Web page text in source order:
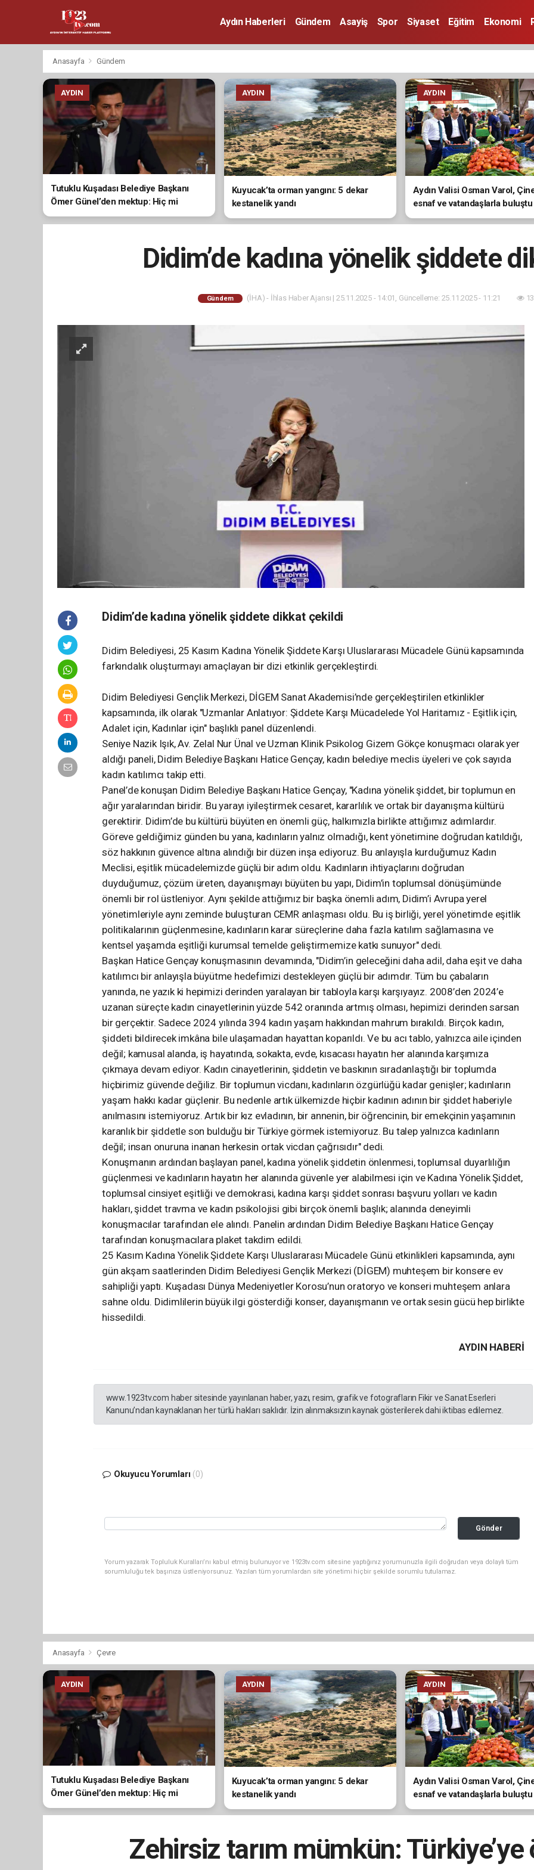
Aydın Haberleri Gündem Asayiş Spor Siyaset Eğitim Ekonomi
Anasayfa Gündem
AYDIN
Tutuklu Kuşadası Belediye Başkanı
Ömer Günel’den mektup: Hiç mi
vicdanınız sızlamıyor?
AYDIN
Kuyucak’ta orman yangını: 5 dekar
kestanelik yandı
AYDIN
Aydın Valisi Osman Varol,
esnaf ve vatandaşlarla buluştu
Didim’de kadına yönelik şiddete
Gündem (İHA) - İhlas Haber Ajansı | 25.11.2025 - 14:01, Güncelleme: 25.11.2025 - 11:21
Didim’de kadına yönelik şiddete dikkat çekildi
Didim Belediyesi, 25 Kasım Kadına Yönelik Şiddete Karşı Uluslararası Mücadele Günü kapsamında
farkındalık oluşturmayı amaçlayan bir dizi etkinlik gerçekleştirdi.
Didim Belediyesi Gençlik Merkezi, DİGEM Sanat Akademisi’nde gerçekleştirilen etkinlikler
kapsamında, ilk olarak "Uzmanlar Anlatıyor: Şiddete Karşı Mücadelede Yol Haritamız - Eşitlik için,
Adalet için, Kadınlar için" başlıklı panel düzenlendi.
Seniye Nazik Işık, Av. Zelal Nur Ünal ve Uzman Klinik Psikolog Gizem Gökçe konuşmacı olarak yer
aldığı paneli, Didim Belediye Başkanı Hatice Gençay, kadın belediye meclis üyeleri ve çok sayıda
kadın katılımcı takip etti.
Panel’de konuşan Didim Belediye Başkanı Hatice Gençay, "Kadına yönelik şiddet, bir toplumun en
ağır yaralarından biridir. Bu yarayı iyileştirmek cesaret, kararlılık ve ortak bir dayanışma kültürü
gerektirir. Didim’de bu kültürü büyüten en önemli güç, halkımızla birlikte attığımız adımlardır.
Göreve geldiğimiz günden bu yana, kadınların yalnız olmadığı, kent yönetimine doğrudan katıldığı,
söz hakkının güvence altına alındığı bir düzen inşa ediyoruz. Bu anlayışla kurduğumuz Kadın
Meclisi, eşitlik mücadelemizde güçlü bir adım oldu. Kadınların ihtiyaçlarını doğrudan
duyduğumuz, çözüm üreten, dayanışmayı büyüten bu yapı, Didim’in toplumsal dönüşümünde
önemli bir rol üstleniyor. Aynı şekilde attığımız bir başka önemli adım, Didim’i Avrupa yerel
yönetimleriyle aynı zeminde buluşturan CEMR anlaşması oldu. Bu iş birliği, yerel yönetimde eşitlik
politikalarının güçlenmesine, kadınların karar süreçlerine daha fazla katılım sağlamasına ve
kentsel yaşamda eşitliği kurumsal temelde geliştirmemize katkı sunuyor" dedi.
Başkan Hatice Gençay konuşmasının devamında, "Didim’in geleceğini daha adil, daha eşit ve daha
katılımcı bir anlayışla büyütme hedefimizi destekleyen güçlü bir adımdır. Tüm bu çabaların
yanında, ne yazık ki hepimizi derinden yaralayan bir tabloyla karşı karşıyayız. 2008’den 2024’e
uzanan süreçte kadın cinayetlerinin yüzde 542 oranında artmış olması, hepimizi derinden sarsan
bir gerçektir. Sadece 2024 yılında 394 kadın yaşam hakkından mahrum bırakıldı. Birçok kadın,
şiddeti bildirecek imkâna bile ulaşamadan hayattan koparıldı. Ve bu acı tablo, yalnızca aile içinden
değil; kamusal alanda, iş hayatında, sokakta, evde, kısacası hayatın her alanında karşımıza
çıkmaya devam ediyor. Kadın cinayetlerinin, şiddetin ve baskının sıradanlaştığı bir toplumda
hiçbirimiz güvende değiliz. Bir toplumun vicdanı, kadınların özgürlüğü kadar genişler; kadınların
yaşam hakkı kadar güçlenir. Bu nedenle artık ülkemizde hiçbir kadının adının bir şiddet haberiyle
anılmasını istemiyoruz. Artık bir kız evladının, bir annenin, bir öğrencinin, bir emekçinin yaşamının
karanlık bir şiddetle son bulduğu bir Türkiye görmek istemiyoruz. Bu talep yalnızca kadınların
değil; insan onuruna inanan herkesin ortak vicdan çağrısıdır" dedi.
Konuşmanın ardından başlayan panel, kadına yönelik şiddetin önlenmesi, toplumsal duyarlılığın
güçlenmesi ve kadınların hayatın her alanında güvenle yer alabilmesi için ve Kadına Yönelik Şiddet,
toplumsal cinsiyet eşitliği ve demokrasi, kadına karşı şiddet sonrası başvuru yolları ve kadın
hakları, şiddet travma ve kadın psikolojisi gibi birçok önemli başlık; alanında deneyimli
konuşmacılar tarafından ele alındı. Panelin ardından Didim Belediye Başkanı Hatice Gençay
tarafından konuşmacılara plaket takdim edildi.
25 Kasım Kadına Yönelik Şiddete Karşı Uluslararası Mücadele Günü etkinlikleri kapsamında, aynı
gün akşam saatlerinden Didim Belediyesi Gençlik Merkezi (DİGEM) muhteşem bir konsere ev
sahipliği yaptı. Kuşadası Dünya Medeniyetler Korosu’nun oratoryo ve konseri muhteşem anlara
sahne oldu. Didimlilerin büyük ilgi gösterdiği konser, dayanışmanın ve ortak sesin gücü hep birlikte
hissedildi.
AYDIN HABERİ
www.1923tv.com haber sitesinde yayınlanan haber, yazı, resim, grafik ve fotografların Fikir ve Sanat Eserleri
Kanunu’ndan kaynaklanan her türlü hakları saklıdır. İzin alınmaksızın kaynak gösterilerek dahi iktibas edilemez.
Okuyucu Yorumları (0)
Gönder
Yorum yazarak Topluluk Kuralları’nı kabul etmiş bulunuyor ve 1923tv.com sitesine yaptığınız yorumunuzla ilgili doğrudan veya dolaylı tüm
sorumluluğu tek başınıza üstleniyorsunuz. Yazılan tüm yorumlardan site yönetimi hiçbir şekilde sorumlu tutulamaz.
Anasayfa Çevre
AYDIN
Tutuklu Kuşadası Belediye Başkanı
Ömer Günel’den mektup: Hiç mi
vicdanınız sızlamıyor?
AYDIN
Kuyucak’ta orman yangını: 5 dekar
kestanelik yandı
AYDIN
Aydın Valisi Osman Varol,
esnaf ve vatandaşlarla buluştu
Zehirsiz tarım mümkün: